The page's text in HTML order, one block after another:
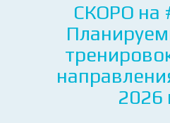
СКОРО на
2026